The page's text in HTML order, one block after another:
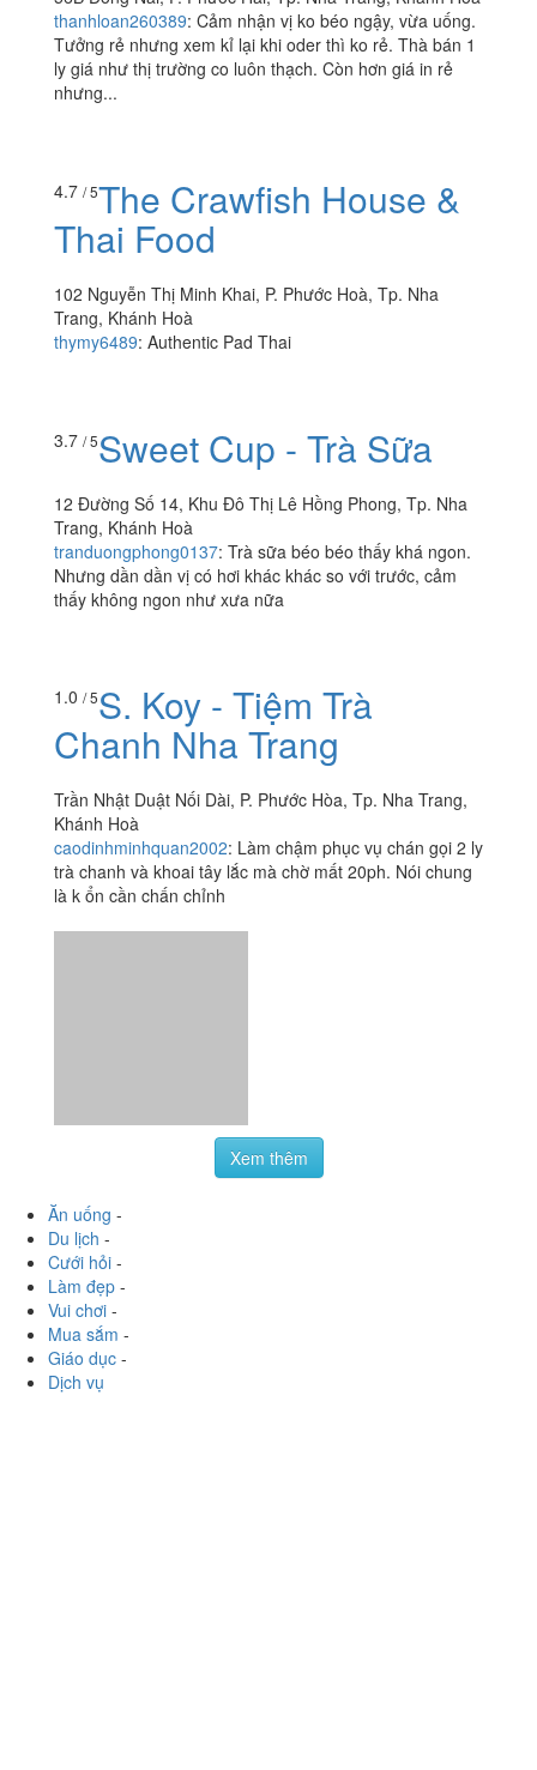
3.5/ 5Trà Sữa Gấu
56B Đồng Nai, P. Phước Hải, Tp. Nha Trang, Khánh Hoà
nhưng...
4.7 / 5The Crawfish House &
Thai Food
thymy6489 : Authentic Pad Thai
3.7/ 5Sweet Cup - Trà Sữa
12 Đường Số 14, Khu Đô Thị Lê Hồng Phong, Tp. Nha
thấy không ngon như xưa nữa
1.0/ 5S. Koy - Tiệm Trà
Chanh Nha Trang
Trần Nhật Duật Nối Dài, P. Phước Hòa, Tp. Nha Trang,
Ăn uống-
Làm đẹp
Vui chơi-
Mua sắm
Giáo dục
Dịch vụ